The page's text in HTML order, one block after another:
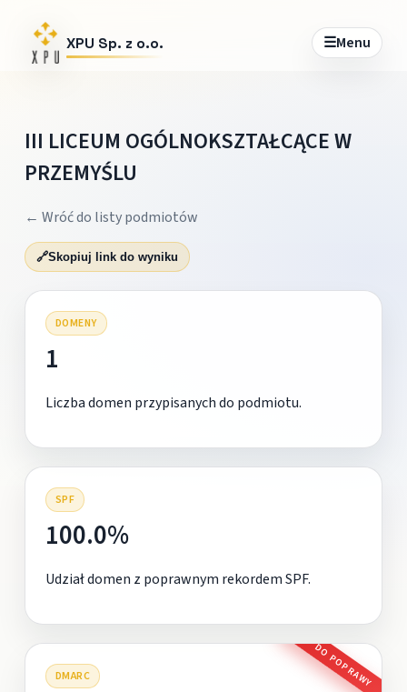
XPU Sp. z o.o. ☰Menu
III LICEUM OGÓLNOKSZTAŁCĄCE W
PRZEMYŚLU
← Wróć do listy podmiotów
🔗Skopiuj link do wyniku
DOMENY
1
Liczba domen przypisanych do podmiotu.
SPF
100.0%
Udział domen z poprawnym rekordem SPF.
DMARC DO POPRAWY